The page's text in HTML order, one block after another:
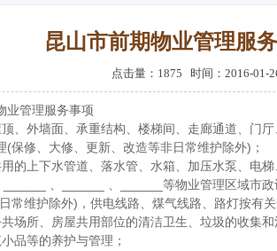
昆山市前期物业管理服
点击量：1875 时间：2016-01-
业管理服务事项
顶、外墙面、承重结构、楼梯间、走廊通道、门
保修、大修、更新、改造等非日常维护除外)；
用的上下水管道、落水管、水箱、加压水泵、电
、______ 、______等物业管理区域市
常维护除外)，供电线路、煤气线路、路灯按有关
场所、房屋共用部位的清洁卫生、垃圾的收集和
品等的养护与管理；